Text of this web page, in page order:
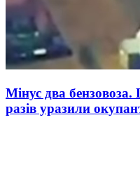
Мінус два
разів уразили